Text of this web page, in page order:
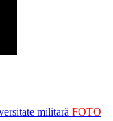
militară FOTO